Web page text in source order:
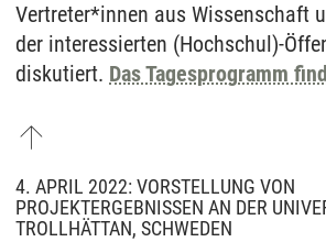
Vertreter*innen aus Wissenschaft
der interessierten (Hochschul)-
diskutiert. Das Tagesprogramm
4. APRIL 2022: VORSTELLUNG VON
PROJEKTERGEBNISSEN AN DER
TROLLHÄTTAN, SCHWEDEN